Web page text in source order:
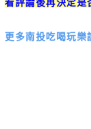
看評論後再決定是
更多南投吃喝玩樂